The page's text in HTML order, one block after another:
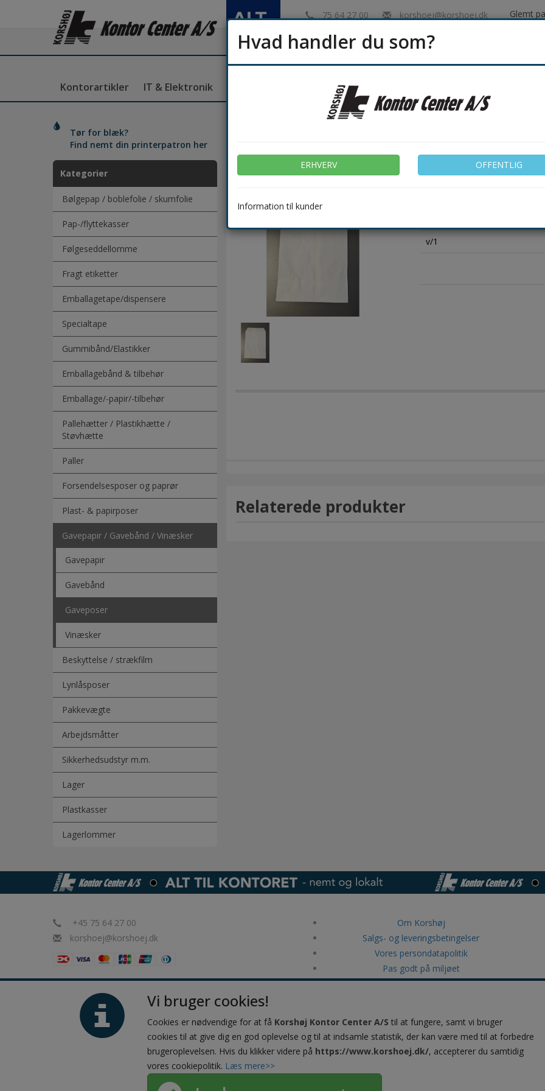
75 64 27 00 korshoej@korshoej.dk Glemt
ERHVERV OFFENTLIG
Kontorartikler IT & Elektronik Rengøring Møbler
Tør for blæk?
Find nemt din printerpatron her
Kategorier
Bølgepap / boblefolie / skumfolie
Pap-/flyttekasser
Følgeseddellomme
Fragt etiketter
Emballagetape/dispensere
Specialtape
Gummibånd/Elastikker
Emballagebånd & tilbehør
Emballage/-papir/-tilbehør
Pallehætter / Plastikhætte /
Støvhætte
Paller
Forsendelsesposer og paprør
Plast- & papirposer
Gavepapir / Gavebånd / Vinæsker
Gavepapir
Gavebånd
Gaveposer
Vinæsker
Beskyttelse / strækfilm
Lynlåsposer
Pakkevægte
Arbejdsmåtter
Sikkerhedsudstyr m.m.
Lager
Plastkasser
Lagerlommer
Gavepose hvid 100x150mm, 40g.
v/1
Relaterede produkter
+45 75 64 27 00
korshoej@korshoej.dk
Om Korshøj
Salgs- og leveringsbetingelser
Vores persondatapolitik
Pas godt på miljøet
RollerMouse ergonomiske produkter
Luksus Chokolade & konfekture
Brother printere og printløsninger til
virksomheder
Epson varmefri printteknologi - spar energi og øg
Hvad handler du som?
ERHVERV OFFENTLIG
Information til kunder
Vi bruger cookies!
Cookies er nødvendige for at få Korshøj Kontor Center A/S til at fungere, samt vi bruger
cookies til at give dig en god oplevelse og til at indsamle statistik, der kan være med til at forbedre
brugeroplevelsen. Hvis du klikker videre på https://www.korshoej.dk/, accepterer du samtidig
vores cookiepolitik. Læs mere>>